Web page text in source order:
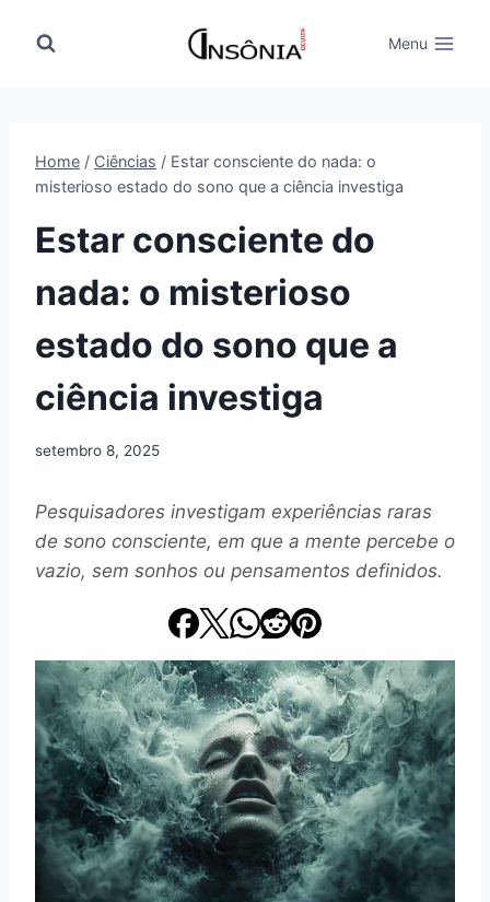
para
Menu
Home / Ciências / Estar consciente do nada: o
misterioso estado do sono que a ciência investiga
Estar consciente do
nada: o misterioso
estado do sono que a
ciência investiga
setembro 8, 2025
Pesquisadores investigam experiências raras
de sono consciente, em que a mente percebe o
vazio, sem sonhos ou pensamentos definidos.